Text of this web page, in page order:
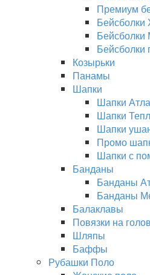
Премиум
Бейсболки
Бейсболки
Бейсболки
Козырьки
Панамы
Шапки
Шапки
Шапки
Шапки
Промо
Шапки с
Банданы
Банданы
Банданы
Балаклавы
Повязки на
Шляпы
Баффы
Рубашки Поло